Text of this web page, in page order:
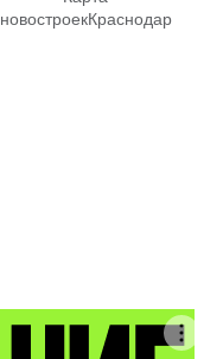
новостроекКраснодар